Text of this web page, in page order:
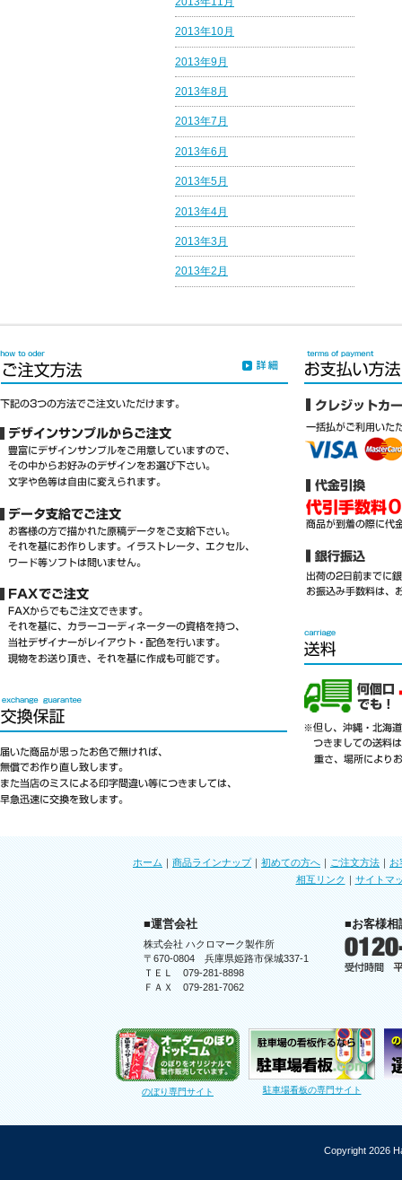
2013年10月
2013年9月
2013年8月
2013年7月
2013年6月
2013年5月
2013年4月
2013年3月
2013年2月
ホーム ｜ 商品ラインナップ｜ 初めての方へ ｜ ご注文方法 ｜ お
相互リンク ｜ サイトマ
■運営会社
株式会社 ハクロマーク製作所
〒670-0804 兵庫県姫路市保城337-1
ＴＥＬ 079-281-8898
ＦＡＸ 079-281-7062
■お客様相
のぼり専門サイト 駐車場看板の専門サイト
Copyright 2026